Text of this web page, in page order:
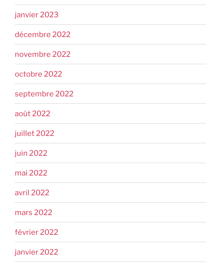
janvier 2023
décembre 2022
novembre 2022
octobre 2022
septembre 2022
août 2022
juillet 2022
juin 2022
mai 2022
avril 2022
mars 2022
février 2022
janvier 2022